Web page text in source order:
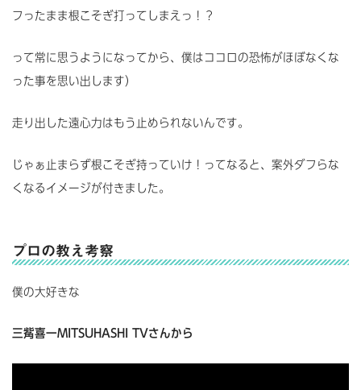
フったまま根こそぎ打ってしまえっ！？
って常に思うようになってから、僕はココロの恐怖がほぼなくな
った事を思い出します）
走り出した遠心力はもう止められないんです。
じゃぁ止まらず根こそぎ持っていけ！ってなると、案外ダフらな
くなるイメージが付きました。
プロの教え考察
僕の大好きな
三觜喜一MITSUHASHI TVさんから